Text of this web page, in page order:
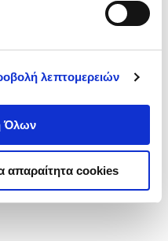
λεπτομερειών
Όλων
απαραίτητα cookies